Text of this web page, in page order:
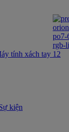
tính xách tay
kiện